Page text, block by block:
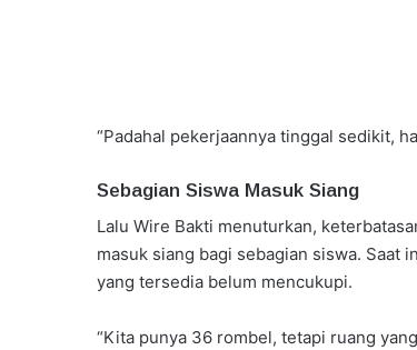
“Padahal pekerjaannya tinggal sedikit,
Sebagian Siswa Masuk Siang
Lalu Wire Bakti menuturkan,
masuk siang bagi sebagian siswa. Saat
yang tersedia belum mencukupi.
“Kita punya 36 rombel, tetapi ruang